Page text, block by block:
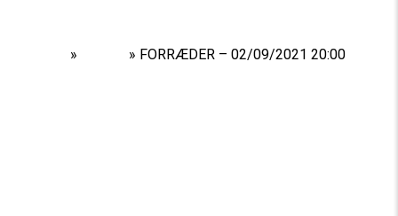
» » FORRÆDER – 02/09/2021 20:00